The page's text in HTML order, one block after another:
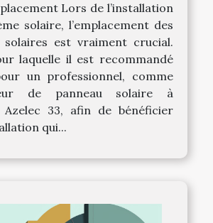
Lors de l’installation
solaire, l’emplacement des
solaires est vraiment crucial.
laquelle il est recommandé
un professionnel, comme
de panneau solaire à
Azelec 33, afin de bénéficier
qui...